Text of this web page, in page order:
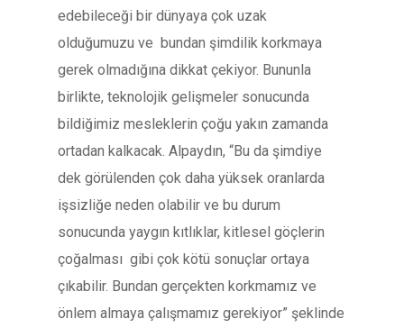
edebileceği bir dünyaya çok uzak
olduğumuzu ve bundan şimdilik korkmaya
gerek olmadığına dikkat çekiyor. Bununla
birlikte, teknolojik gelişmeler sonucunda
bildiğimiz mesleklerin çoğu yakın zamanda
ortadan kalkacak. Alpaydın, “Bu da şimdiye
dek görülenden çok daha yüksek oranlarda
işsizliğe neden olabilir ve bu durum
sonucunda yaygın kıtlıklar, kitlesel göçlerin
çoğalması gibi çok kötü sonuçlar ortaya
çıkabilir. Bundan gerçekten korkmamız ve
önlem almaya çalışmamız gerekiyor” şeklinde